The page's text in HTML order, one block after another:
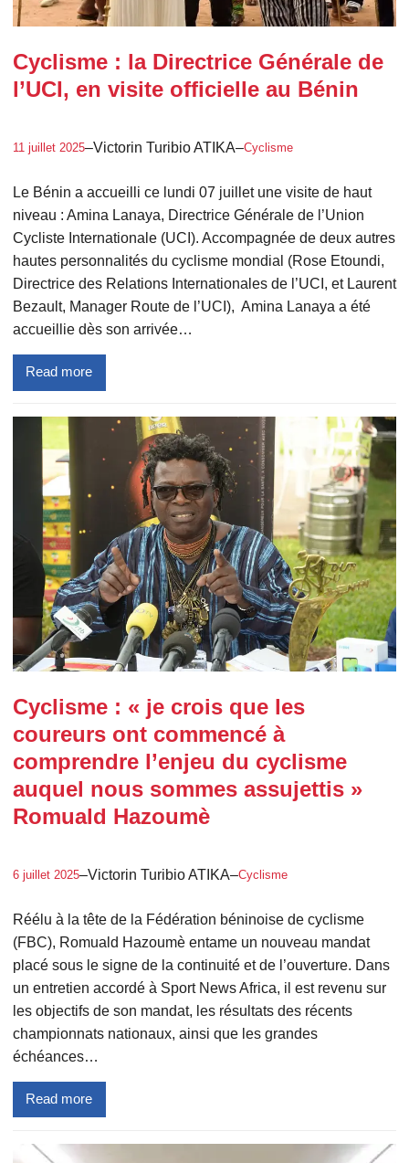
Cyclisme : la Directrice Générale de
l’UCI, en visite officielle au Bénin
11 juillet 2025–Victorin Turibio ATIKA–Cyclisme
Le Bénin a accueilli ce lundi 07 juillet une visite de haut
niveau : Amina Lanaya, Directrice Générale de l’Union
Cycliste Internationale (UCI). Accompagnée de deux autres
hautes personnalités du cyclisme mondial (Rose Etoundi,
Directrice des Relations Internationales de l’UCI, et Laurent
Bezault, Manager Route de l’UCI), Amina Lanaya a été
accueillie dès son arrivée…
Read more
Cyclisme : « je crois que les
coureurs ont commencé à
comprendre l’enjeu du cyclisme
auquel nous sommes assujettis »
Romuald Hazoumè
6 juillet 2025–Victorin Turibio ATIKA–Cyclisme
Réélu à la tête de la Fédération béninoise de cyclisme
(FBC), Romuald Hazoumè entame un nouveau mandat
placé sous le signe de la continuité et de l’ouverture. Dans
un entretien accordé à Sport News Africa, il est revenu sur
les objectifs de son mandat, les résultats des récents
championnats nationaux, ainsi que les grandes
échéances…
Read more